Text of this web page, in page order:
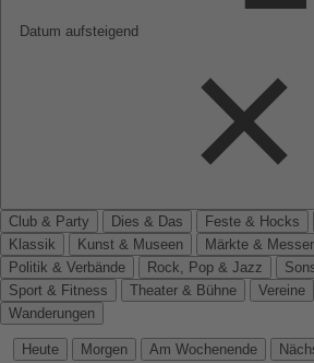
Datum aufsteigend
Club & Party Dies & Das Feste & Hocks
Klassik
Kunst & Museen Märkte &
Politik & Verbände
Rock, Pop & Jazz
Sport & Fitness
Theater & Bühne Vereine
Wanderungen
Heute Morgen Am Wochenende